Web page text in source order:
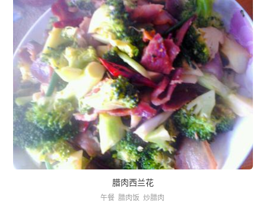
腊肉西兰花
午餐 腊肉饭 炒腊肉